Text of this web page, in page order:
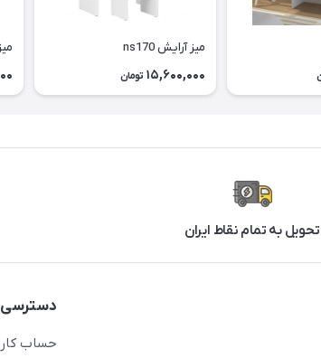
میز آرایش ns170
15,600,000 تومان
تحویل به تمام نقاط ایران
حساب